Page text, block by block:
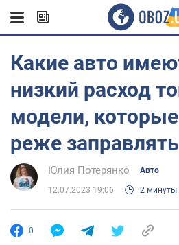
Какие авто
низкий расход
модели,
реже заправлять
Юлия Потерянко Авто
12.07.2023 19:06 2 минуты
0